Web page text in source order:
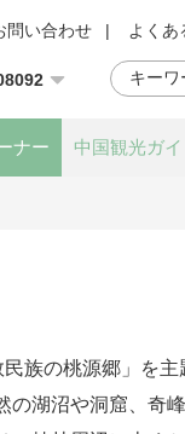
問い合わせ | よくあ
ナー 中国観光ガイ
族の桃源郷」を主
の湖沼や洞窟、奇